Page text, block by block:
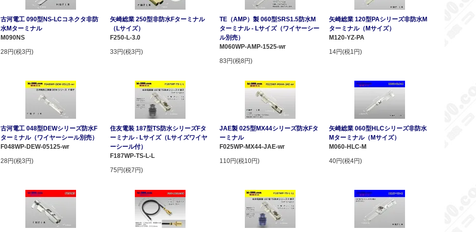
古河電工 090型NS-LCコネクタ非防
水Mターミナル
M090NS
28円(税3円)
矢崎総業 250型非防水Fターミナル
（Lサイズ）
F250-L-3.0
33円(税3円)
TE（AMP）製 060型SRS1.5防水M
ターミナル - Lサイズ（ワイヤーシー
ル別売）
M060WP-AMP-1525-wr
83円(税8円)
矢崎総業 120型PAシリーズ非防水M
ターミナル（Mサイズ）
M120-YZ-PA
14円(税1円)
古河電工 048型DEWシリーズ防水F
ターミナル（ワイヤーシール別売）
F048WP-DEW-05125-wr
28円(税3円)
住友電装 187型TS防水シリーズFタ
ーミナル - Lサイズ（Lサイズワイヤ
ーシール付）
F187WP-TS-L-L
75円(税7円)
JAE製 025型MX44シリーズ防水Fタ
ーミナル
F025WP-MX44-JAE-wr
110円(税10円)
矢崎総業 060型HLCシリーズ非防水
Mターミナル（Mサイズ）
M060-HLC-M
40円(税4円)